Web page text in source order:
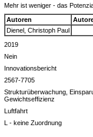
Mehr ist weniger - das
Autoren
Dienel, Christoph Paul
2019
Nein
Innovationsbericht
2567-7705
Strukturüberwachung,
Gewichtseffizienz
Luftfahrt
L - keine Zuordnung